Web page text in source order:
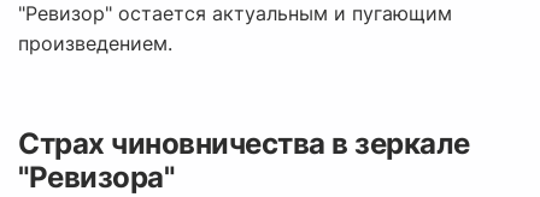
"Ревизор" остается актуальным и пугающим
произведением.
Страх чиновничества в зеркале
"Ревизора"